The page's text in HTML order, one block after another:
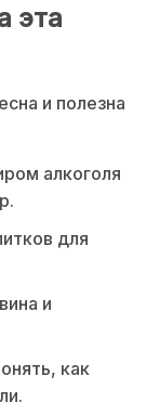
эта
и полезна
алкоголя
для
и
как